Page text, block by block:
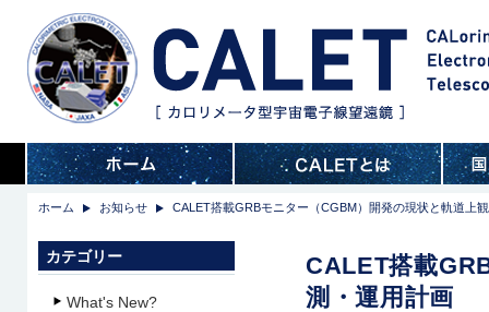
ホーム お知らせ CALET搭載GRBモニター（CGBM）開発の現状と軌道上
CALET搭載
測・運用計画
カテゴリー
What's New?